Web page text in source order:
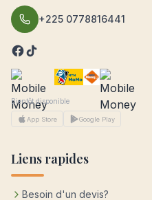
+225 0778816441
Bientôt disponible
App Store Google Play
Liens rapides
Besoin d'un devis?